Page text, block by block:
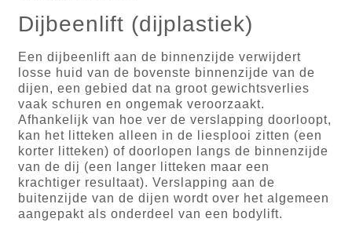
Dijbeenlift (dijplastiek)
Een dijbeenlift aan de binnenzijde verwijdert
losse huid van de bovenste binnenzijde van de
dijen, een gebied dat na groot gewichtsverlies
vaak schuren en ongemak veroorzaakt.
Afhankelijk van hoe ver de verslapping doorloopt,
kan het litteken alleen in de liesplooi zitten (een
korter litteken) of doorlopen langs de binnenzijde
van de dij (een langer litteken maar een
krachtiger resultaat). Verslapping aan de
buitenzijde van de dijen wordt over het algemeen
aangepakt als onderdeel van een bodylift.